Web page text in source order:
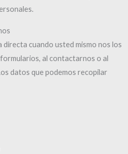
directa cuando usted mismo nos los
al contactarnos o al
datos que podemos recopilar